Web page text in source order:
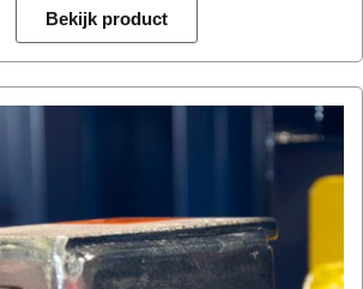
Bekijk product